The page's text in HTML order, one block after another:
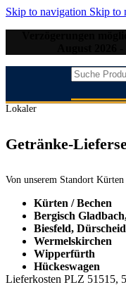
Skip to navigation Skip to
Lokaler
Getränke-
Von unserem Standort
Kürten / Bechen
Bergisch
Biesfeld, Dürscheid
Wermelskirchen
Wipperfürth
Hückeswagen
Lieferkosten PLZ 51515,